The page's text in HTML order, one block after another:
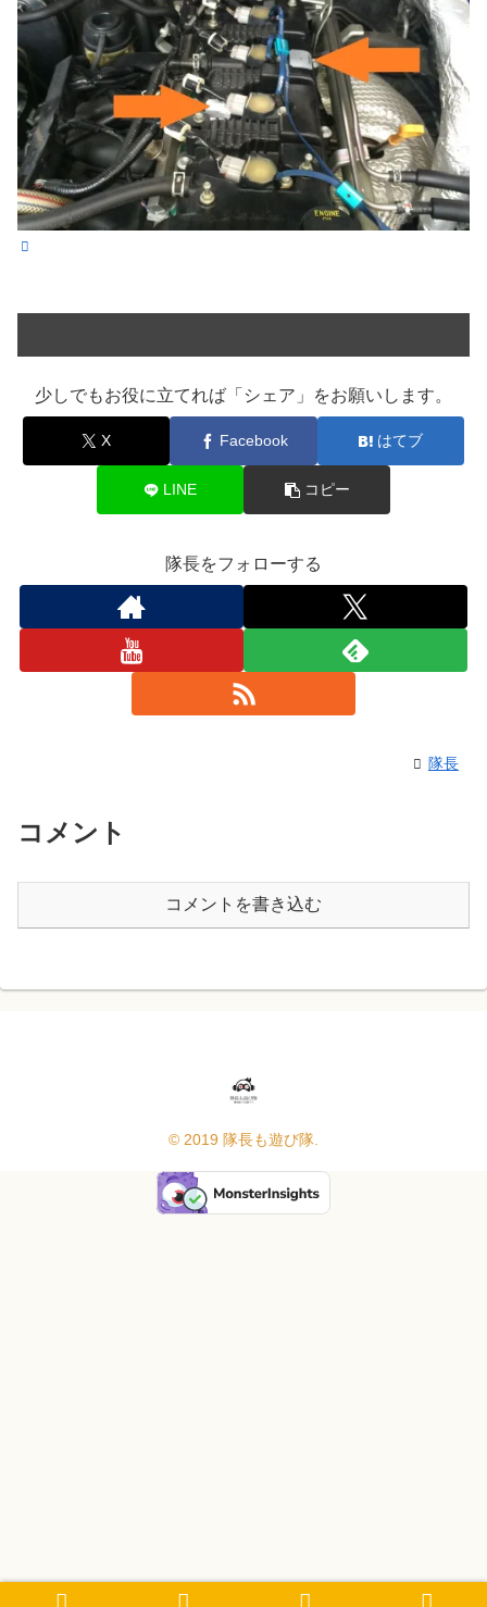
少しでもお役に立てれば「シェア」をお願いします。
X Facebook はてブ
LINE コピー
隊長をフォローする
隊長
コメント
コメントを書き込む
© 2019 隊長も遊び隊.